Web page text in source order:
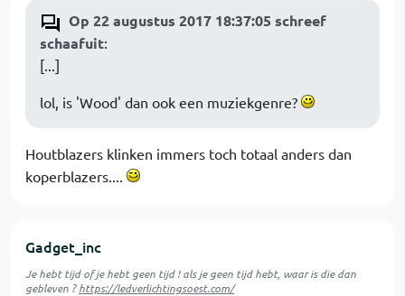
Op 22 augustus 2017 18:37:05 schreef
schaafuit:
[...]
lol, is 'Wood' dan ook een muziekgenre?
Houtblazers klinken immers toch totaal anders dan
koperblazers....
Gadget_inc
Je hebt tijd of je hebt geen tijd ! als je geen tijd hebt, waar is die dan
gebleven ?https://ledverlichtingsoest.com/